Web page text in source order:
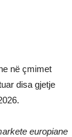
në çmimet
disa gjetje
europiane